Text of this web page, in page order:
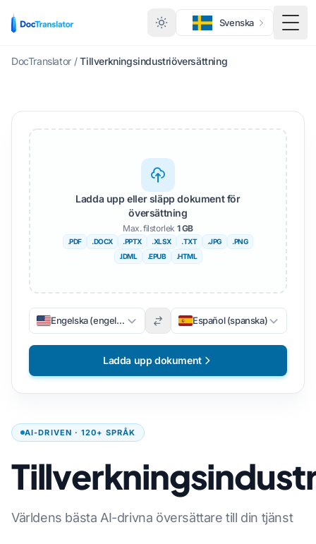
Svenska
DocTranslator / Tillverkningsindustriöversättning
AI-DRIVEN · 120+ SPRÅK
Världens bästa AI-drivna översättare till din tjänst
Ladda upp eller släpp dokument för
översättning
Max. filstorlek 1 GB
.PDF .DOCX .PPTX .XLSX .TXT .JPG
.PNG
.IDML
.EPUB .HTML
Engelska (engelska) Español (spanska)
Ladda upp dokument